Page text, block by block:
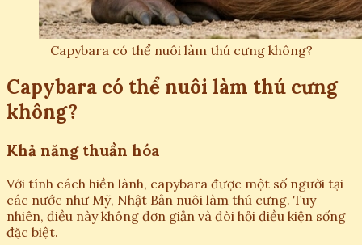
Capybara có thể nuôi làm thú cưng không?
Capybara có thể nuôi làm thú cưng
không?
Khả năng thuần hóa
Với tính cách hiền lành, capybara được một số người tại
các nước như Mỹ, Nhật Bản nuôi làm thú cưng. Tuy
nhiên, điều này không đơn giản và đòi hỏi điều kiện sống
đặc biệt.